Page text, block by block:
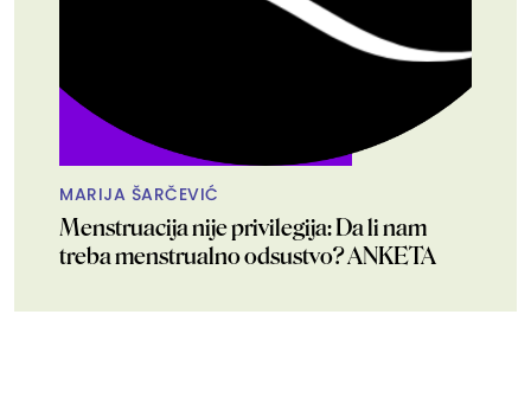
MARIJA ŠARČEVIĆ
Menstruacija nije privilegija: Da li nam
treba menstrualno odsustvo? ANKETA